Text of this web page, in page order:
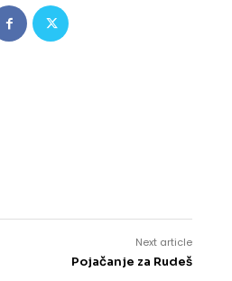
Next article
Pojačanje za Rudeš